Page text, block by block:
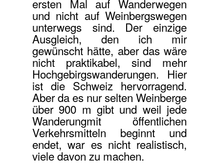
ersten Mal auf Wanderwegen
und nicht auf Weinbergswegen
unterwegs sind. Der einzige
Ausgleich, den ich mir
gewünscht hätte, aber das wäre
nicht praktikabel, sind mehr
Hochgebirgswanderungen. Hier
ist die Schweiz hervorragend.
Aber da es nur selten Weinberge
über 900 m gibt und weil jede
Wanderungmit öffentlichen
Verkehrsmitteln beginnt und
endet, war es nicht realistisch,
viele davon zu machen.